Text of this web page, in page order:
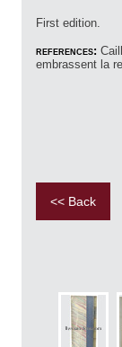
First edition.
references:
embrassent la
<< Back